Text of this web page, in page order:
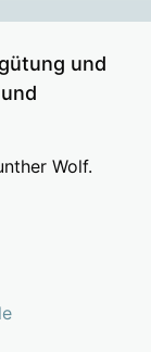
und
Wolf.